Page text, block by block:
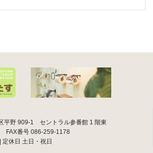
野 909-1 セントラル参番館 1 階東
FAX番号 086-259-1178
休日 土日・祝日